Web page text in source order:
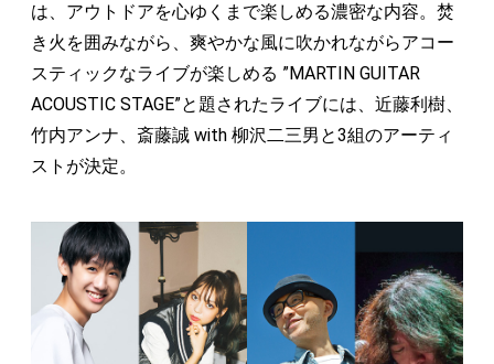
は、アウトドアを心ゆくまで楽しめる濃密な内容。焚
き火を囲みながら、爽やかな風に吹かれながらアコー
スティックなライブが楽しめる ”MARTIN GUITAR
ACOUSTIC STAGE”と題されたライブには、近藤利樹、
竹内アンナ、斎藤誠 with 柳沢二三男と3組のアーティ
ストが決定。